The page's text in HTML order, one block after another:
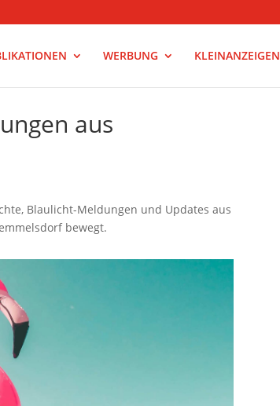
WERBUNG KLEINANZEIGEN
aus
Blaulicht-Meldungen und Updates aus
bewegt.